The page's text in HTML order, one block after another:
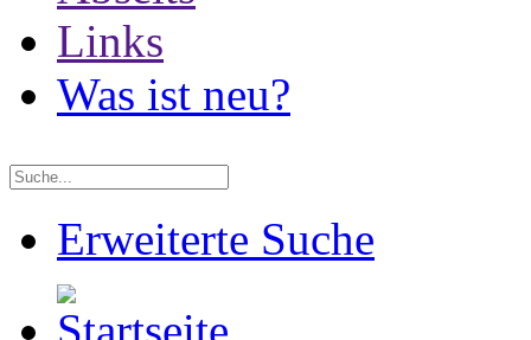
Links
Was ist neu?
Erweiterte Suche